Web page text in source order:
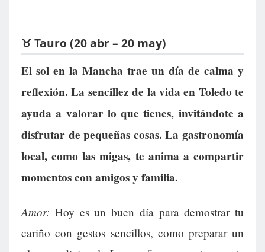
♉ Tauro (20 abr – 20 may)
El sol en la Mancha trae un día de calma y
reflexión. La sencillez de la vida en Toledo te
ayuda a valorar lo que tienes, invitándote a
disfrutar de pequeñas cosas. La gastronomía
local, como las migas, te anima a compartir
momentos con amigos y familia.
Amor: Hoy es un buen día para demostrar tu
cariño con gestos sencillos, como preparar un